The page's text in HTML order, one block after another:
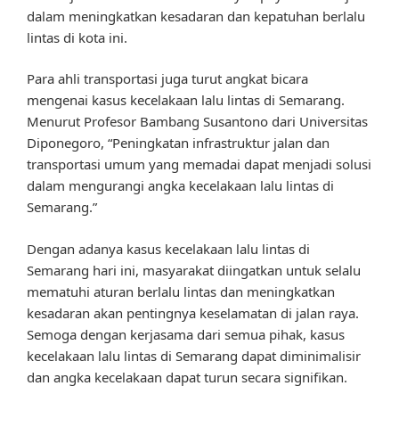
dalam meningkatkan kesadaran dan kepatuhan berlalu
lintas di kota ini.
Para ahli transportasi juga turut angkat bicara
mengenai kasus kecelakaan lalu lintas di Semarang.
Menurut Profesor Bambang Susantono dari Universitas
Diponegoro, “Peningkatan infrastruktur jalan dan
transportasi umum yang memadai dapat menjadi solusi
dalam mengurangi angka kecelakaan lalu lintas di
Semarang.”
Dengan adanya kasus kecelakaan lalu lintas di
Semarang hari ini, masyarakat diingatkan untuk selalu
mematuhi aturan berlalu lintas dan meningkatkan
kesadaran akan pentingnya keselamatan di jalan raya.
Semoga dengan kerjasama dari semua pihak, kasus
kecelakaan lalu lintas di Semarang dapat diminimalisir
dan angka kecelakaan dapat turun secara signifikan.